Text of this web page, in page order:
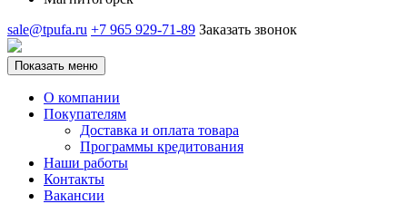
sale@tpufa.ru +7 965 929-71-89 Заказать звонок
Показать меню
О компании
Покупателям
Доставка и оплата товара
Программы кредитования
Наши работы
Контакты
Вакансии